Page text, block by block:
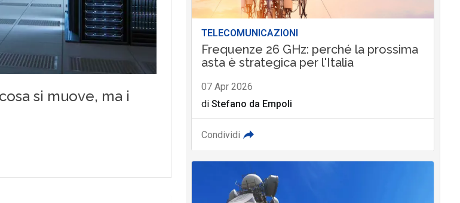
TELECOMUNICAZIONI
Frequenze 26 GHz: perché la prossima
asta è strategica per l'Italia
07 Apr 2026
di Stefano da Empoli
Condividi